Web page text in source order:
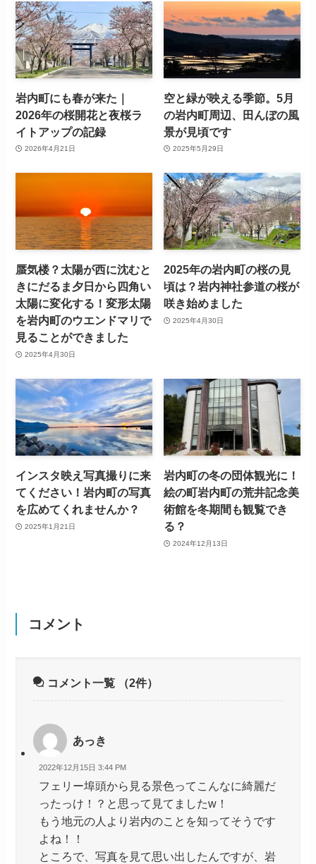
岩内町にも春が来た｜
2026年の桜開花と夜桜ラ
イトアップの記録
2026年4月21日
空と緑が映える季節。5月
の岩内町周辺、田んぼの風
景が見頃です
2025年5月29日
蜃気楼？太陽が西に沈むと
きにだるま夕日から四角い
太陽に変化する！変形太陽
を岩内町のウエンドマリで
見ることができました
2025年4月30日
2025年の岩内町の桜の見
頃は？岩内神社参道の桜が
咲き始めました
2025年4月30日
インスタ映え写真撮りに来
てください！岩内町の写真
を広めてくれませんか？
2025年1月21日
岩内町の冬の団体観光に！
絵の町岩内町の荒井記念美
術館を冬期間も観覧でき
る？
2024年12月13日
コメント
コメント一覧 （2件）
あっき
2022年12月15日 3:44 PM
フェリー埠頭から見る景色ってこんなに綺麗だ
ったっけ！？と思って見てましたw！
もう地元の人より岩内のことを知ってそうです
よね！！
ところで、写真を見て思い出したんですが、岩